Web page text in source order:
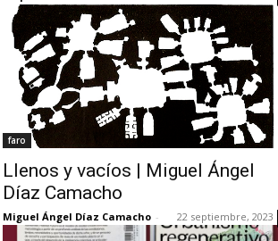
faro
Llenos y vacíos | Miguel Ángel
Díaz Camacho
Miguel Ángel Díaz Camacho - 22 septiembre, 2023